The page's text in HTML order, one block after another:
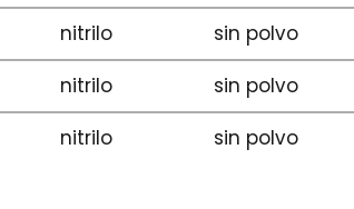
nitrilo sin polvo
nitrilo sin polvo
nitrilo sin polvo